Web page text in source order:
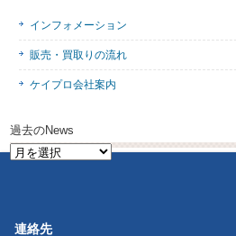
インフォメーション
販売・買取りの流れ
ケイプロ会社案内
過去のNews
過
連絡先